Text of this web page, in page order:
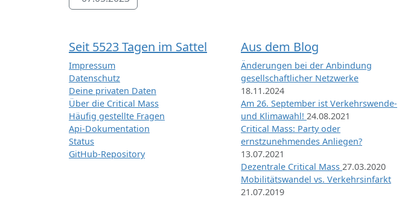
Seit 5523 Tagen im Sattel
Impressum
Datenschutz
Deine privaten Daten
Über die Critical Mass
Häufig gestellte Fragen
Api-Dokumentation
Status
GitHub-Repository
Aus dem Blog
Änderungen bei der Anbindung
gesellschaftlicher Netzwerke
18.11.2024
Am 26. September ist Verkehrswende-
und Klimawahl! 24.08.2021
Critical Mass: Party oder
ernstzunehmendes Anliegen?
13.07.2021
Dezentrale Critical Mass 27.03.2020
Mobilitätswandel vs. Verkehrsinfarkt
21.07.2019